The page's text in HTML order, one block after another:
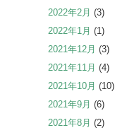
2022年2月 (3)
2022年1月 (1)
2021年12月 (3)
2021年11月 (4)
2021年10月 (10)
2021年9月 (6)
2021年8月 (2)